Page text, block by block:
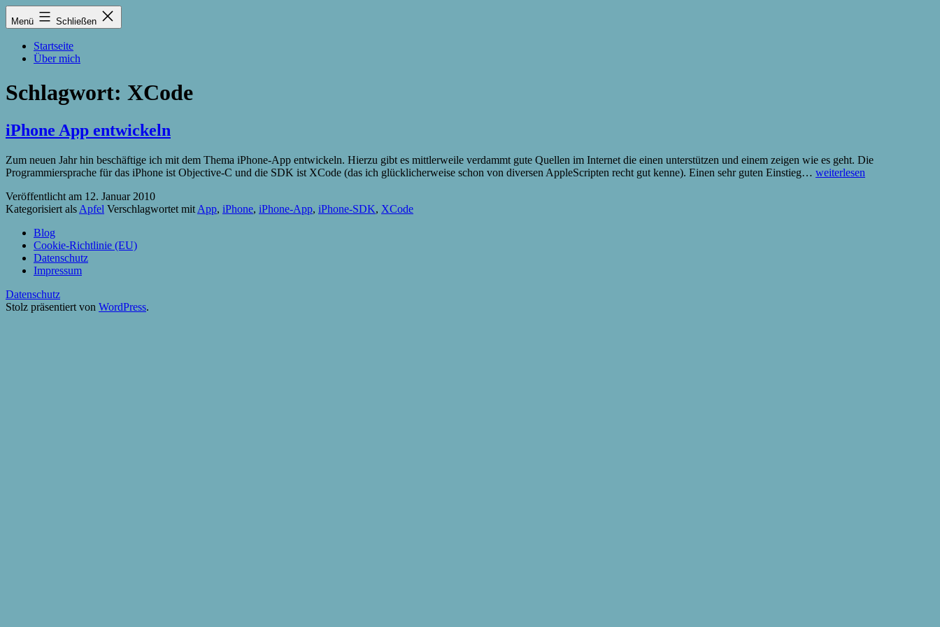
Zum
Inhalt
Lukas
Zintel-
Menü Schließen
Startseite
Über mich
Schlagwort: XCode
iPhone App entwickeln
Zum neuen Jahr hin beschäftige ich mit dem Thema iPhone-App entwickeln. Hierzu gibt es mittlerweile verdammt gute Quellen im Internet die einen unterstützen und einem zeigen wie es geht. Die
Programmiersprache für das iPhone ist Objective-C und die SDK ist XCode (das ich glücklicherweise schon von diversen AppleScripten recht gut kenne). Einen sehr guten Einstieg… iPhone
weiterlesen
Veröffentlicht am 12. Januar 2010
Kategorisiert als Apfel Verschlagwortet mit App, iPhone, iPhone-App, iPhone-SDK, XCode
Blog
Cookie-Richtlinie (EU)
Datenschutz
Impressum
Datenschutz
Stolz präsentiert von WordPress.